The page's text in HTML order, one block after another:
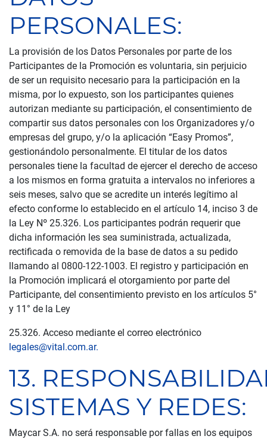
PERSONALES:
La provisión de los Datos Personales por parte de los
Participantes de la Promoción es voluntaria, sin perjuicio
de ser un requisito necesario para la participación en la
misma, por lo expuesto, son los participantes quienes
autorizan mediante su participación, el consentimiento de
compartir sus datos personales con los Organizadores y/o
empresas del grupo, y/o la aplicación “Easy Promos”,
gestionándolo personalmente. El titular de los datos
personales tiene la facultad de ejercer el derecho de acceso
a los mismos en forma gratuita a intervalos no inferiores a
seis meses, salvo que se acredite un interés legítimo al
efecto conforme lo establecido en el artículo 14, inciso 3 de
la Ley Nº 25.326. Los participantes podrán requerir que
dicha información les sea suministrada, actualizada,
rectificada o removida de la base de datos a su pedido
llamando al 0800-122-1003. El registro y participación en
la Promoción implicará el otorgamiento por parte del
Participante, del consentimiento previsto en los artículos 5°
y 11° de la Ley
25.326. Acceso mediante el correo electrónico
legales@vital.com.ar.
13.
SISTEMAS Y REDES:
Maycar S.A. no será responsable por fallas en los equipos